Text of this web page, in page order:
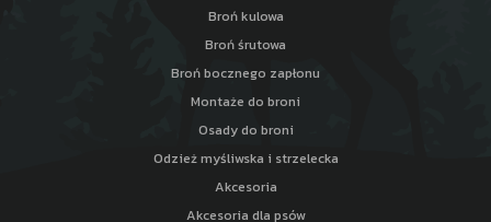
Broń kulowa
Broń śrutowa
Broń bocznego zapłonu
Montaże do broni
Osady do broni
Odzież myśliwska i strzelecka
Akcesoria
Akcesoria dla psów